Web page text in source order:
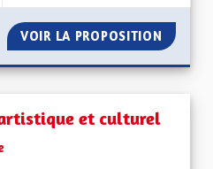
VOIR LA PROPOSITION
et culturel